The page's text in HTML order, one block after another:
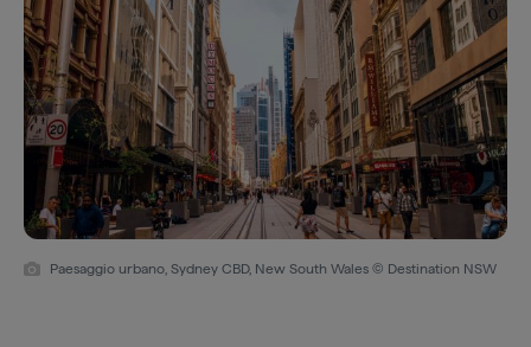
Paesaggio urbano, Sydney CBD, New South Wales © Destination NSW